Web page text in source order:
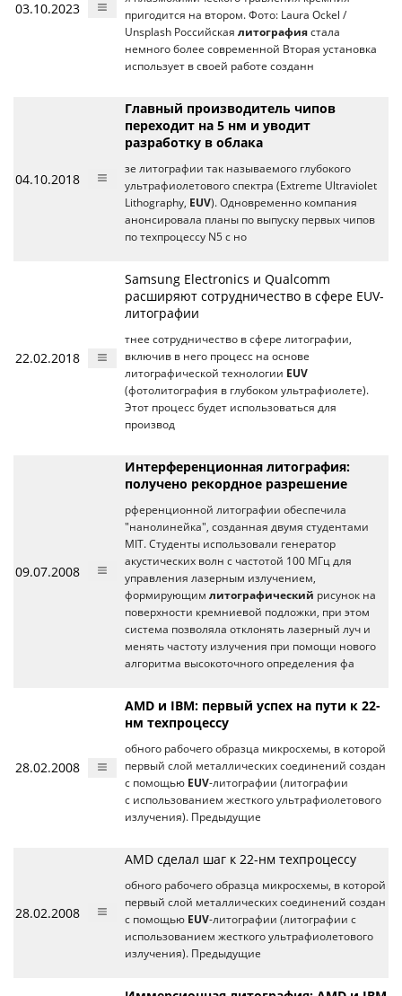
03.10.2023
пригодится на втором. Фото: Laura Ockel /
Unsplash Российская литография стала
немного более современной Вторая установка
использует в своей работе созданн
04.10.2018
Главный производитель чипов
переходит на 5 нм и уводит
разработку в облака
зе литографии так называемого глубокого
ультрафиолетового спектра (Extreme Ultraviolet
Lithography, EUV). Одновременно компания
анонсировала планы по выпуску первых чипов
по техпроцессу N5 с но
22.02.2018
Samsung Electronics и Qualcomm
расширяют сотрудничество в сфере EUV-
литографии
тнее сотрудничество в сфере литографии,
включив в него процесс на основе
литографической технологии EUV
(фотолитография в глубоком ультрафиолете).
Этот процесс будет использоваться для
производ
09.07.2008
Интерференционная литография:
получено рекордное разрешение
рференционной литографии обеспечила
"нанолинейка", созданная двумя студентами
MIT. Студенты использовали генератор
акустических волн с частотой 100 МГц для
управления лазерным излучением,
формирующим литографический рисунок на
поверхности кремниевой подложки, при этом
система позволяла отклонять лазерный луч и
менять частоту излучения при помощи нового
алгоритма высокоточного определения фа
28.02.2008
AMD и IBM: первый успех на пути к 22-
нм техпроцессу
обного рабочего образца микросхемы, в которой
первый слой металлических соединений создан
с помощью EUV-литографии (литографии
с использованием жесткого ультрафиолетового
излучения). Предыдущие
28.02.2008
AMD сделал шаг к 22-нм техпроцессу
обного рабочего образца микросхемы, в которой
первый слой металлических соединений создан
с помощью EUV-литографии (литографии с
использованием жесткого ультрафиолетового
излучения). Предыдущие